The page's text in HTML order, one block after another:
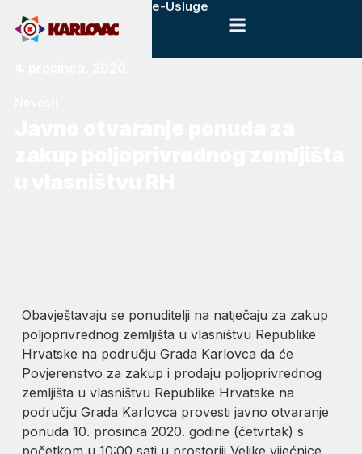
e-Usluge
Obavještavaju se ponuditelji na natječaju za zakup
poljoprivrednog zemljišta u vlasništvu Republike
Hrvatske na području Grada Karlovca da će
Povjerenstvo za zakup i prodaju poljoprivrednog
zemljišta u vlasništvu Republike Hrvatske na
području Grada Karlovca provesti javno otvaranje
ponuda 10. prosinca 2020. godine (četvrtak) s
početkom u 10:00 sati u prostoriji Velike vijećnice